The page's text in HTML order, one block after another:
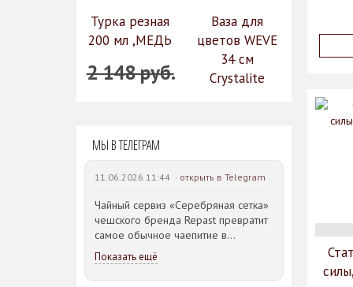
Турка резная
200 мл ,МЕДЬ
2 148 руб.
Ваза для
цветов WEVE
34 см
Crystalite
МЫ В ТЕЛЕГРАМ
11.06.2026 11:44 · открыть в Telegram
Чайный сервиз «Серебряная сетка»
чешского бренда Repast превратит
самое обычное чаепитие в
красивую традицию!
Белоснежный фарфор с графичным
Показать ещё